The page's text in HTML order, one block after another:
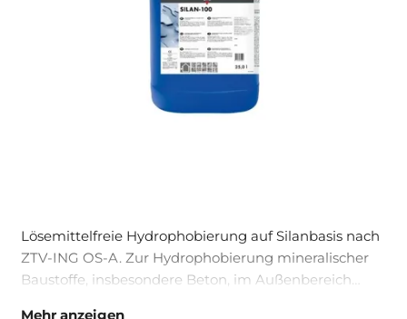
Lösemittelfreie Hydrophobierung auf Silanbasis nach
ZTV-ING OS-A. Zur Hydrophobierung mineralischer
Baustoffe, insbesondere Beton, im Außenbereich
Mehr anzeigen